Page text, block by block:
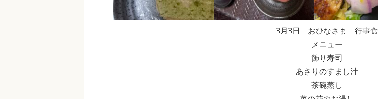
3月3日 おひなさま 行事食
メニュー
飾り寿司
あさりのすまし汁
茶碗蒸し